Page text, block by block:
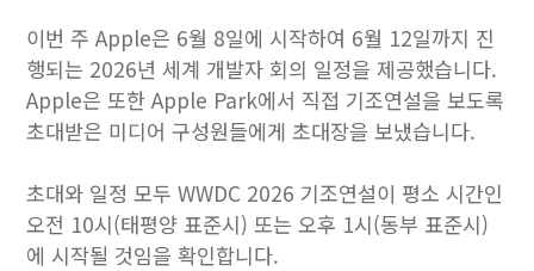
이번 주 Apple은 6월 8일에 시작하여 6월 12일까지 진
행되는 2026년 세계 개발자 회의 일정을 제공했습니다.
Apple은 또한 Apple Park에서 직접 기조연설을 보도록
초대받은 미디어 구성원들에게 초대장을 보냈습니다.
초대와 일정 모두 WWDC 2026 기조연설이 평소 시간인
오전 10시(태평양 표준시) 또는 오후 1시(동부 표준시)
에 시작될 것임을 확인합니다.